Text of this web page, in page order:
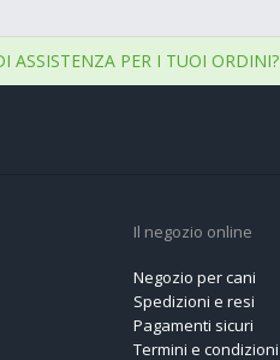
ASSISTENZA PER I TUOI ORDINI?
Il negozio online
Negozio per cani
Spedizioni e resi
Pagamenti sicuri
Termini e condizioni